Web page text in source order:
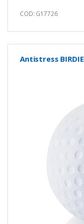
COD: G17726
Antistress BIRDIE